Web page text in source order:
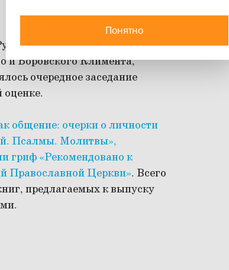
Православной Церкви
и Боровского Климента,
очередное заседание
общение: очерки о личности
Псалмы. Молитвы»,
гриф «Рекомендовано к
Православной Церкви». Всего
предлагаемых к выпуску
Понятно